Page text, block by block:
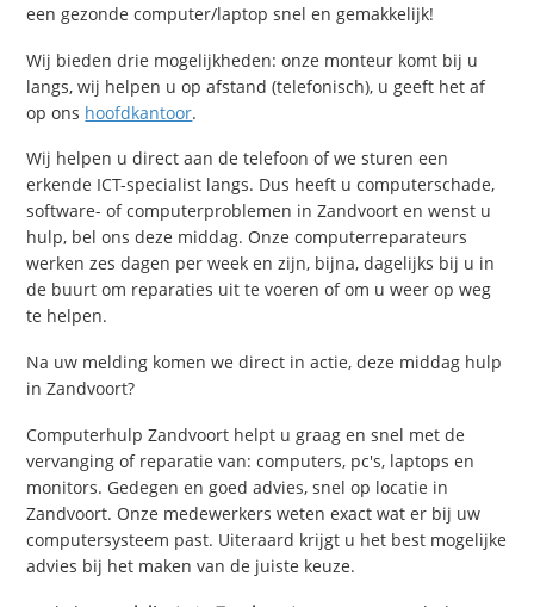
een gezonde computer/laptop snel en gemakkelijk!
Wij bieden drie mogelijkheden: onze monteur komt bij u
langs, wij helpen u op afstand (telefonisch), u geeft het af
op ons hoofdkantoor.
Wij helpen u direct aan de telefoon of we sturen een
erkende ICT-specialist langs. Dus heeft u computerschade,
software- of computerproblemen in Zandvoort en wenst u
hulp, bel ons deze middag. Onze computerreparateurs
werken zes dagen per week en zijn, bijna, dagelijks bij u in
de buurt om reparaties uit te voeren of om u weer op weg
te helpen.
Na uw melding komen we direct in actie, deze middag hulp
in Zandvoort?
Computerhulp Zandvoort helpt u graag en snel met de
vervanging of reparatie van: computers, pc's, laptops en
monitors. Gedegen en goed advies, snel op locatie in
Zandvoort. Onze medewerkers weten exact wat er bij uw
computersysteem past. Uiteraard krijgt u het best mogelijke
advies bij het maken van de juiste keuze.